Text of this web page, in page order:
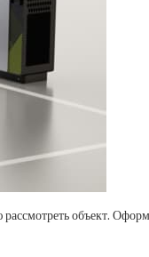
объект.